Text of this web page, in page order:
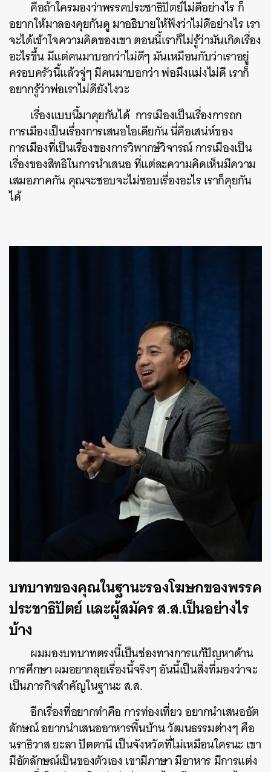
คือถ้าใครมองว่าพรรคประชาธิปัตย์ไม่ดีอย่างไร ก็
อยากให้มาลองคุยกันดู มาอธิบายให้ฟังว่าไม่ดีอย่างไร เรา
จะได้เข้าใจความคิดของเขา ตอนนี้เราก็ไม่รู้ว่ามันเกิดเรื่อง
อะไรขึ้น มีแต่คนมาบอกว่าไม่ดีๆ มันเหมือนกับว่าเราอยู่
ครอบครัวนี้แล้วจู่ๆ มีคนมาบอกว่า พ่อมึงแม่งไม่ดี เราก็
อยากรู้ว่าพ่อเราไม่ดียังไงวะ
เรื่องแบบนี้มาคุยกันได้ การเมืองเป็นเรื่องการถก
การเมืองเป็นเรื่องการเสนอไอเดียกัน นี่คือเสน่ห์ของ
การเมืองที่เป็นเรื่องของการวิพากษ์วิจารณ์ การเมืองเป็น
เรื่องของสิทธิในการนำเสนอ ที่แต่ละความคิดเห็นมีความ
เสมอภาคกัน คุณจะชอบจะไม่ชอบเรื่องอะไร เราก็คุยกัน
ได้
บทบาทของคุณในฐานะรองโฆษกของพรรค
ประชาธิปัตย์ และผู้สมัคร ส.ส.เป็นอย่างไร
บ้าง
ผมมองบทบาทตรงนี้เป็นช่องทางการแก้ปัญหาด้าน
การศึกษา ผมอยากลุยเรื่องนี้จริงๆ อันนี้เป็นสิ่งที่มองว่าจะ
เป็นภารกิจสำคัญในฐานะ ส.ส.
อีกเรื่องที่อยากทำคือ การท่องเที่ยว อยากนำเสนออัต
ลักษณ์ อยากนำเสนออาหารพื้นบ้าน วัฒนธรรมต่างๆ คือ
นราธิวาส ยะลา ปัตตานี เป็นจังหวัดที่ไม่เหมือนใครนะ เขา
มีอัตลักษณ์เป็นของตัวเอง เขามีภาษา มีอาหาร มีการแต่ง